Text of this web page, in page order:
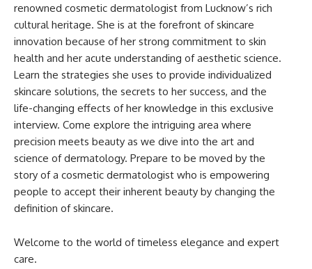
renowned cosmetic dermatologist from Lucknow’s rich
cultural heritage. She is at the forefront of skincare
innovation because of her strong commitment to skin
health and her acute understanding of aesthetic science.
Learn the strategies she uses to provide individualized
skincare solutions, the secrets to her success, and the
life-changing effects of her knowledge in this exclusive
interview. Come explore the intriguing area where
precision meets beauty as we dive into the art and
science of dermatology. Prepare to be moved by the
story of a cosmetic dermatologist who is empowering
people to accept their inherent beauty by changing the
definition of skincare.
Welcome to the world of timeless elegance and expert
care.